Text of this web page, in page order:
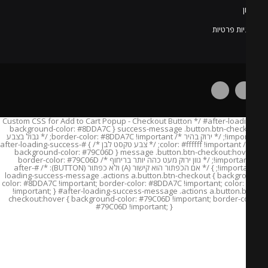
פרטיות
/* Custom CSS for Add to Cart Popup - Checkout Button */ #after-
success-message .button.btn-checkout { background-color: #8DDA7C
!important; /* ירוק בהיר */ border-color: #8DDA7C !important; /* גבול בצבע
תואם */ color: #ffffff !important; /* צבע טקסט לבן */ } #after-loading-success-
message .button.btn-checkout:hover { background-color: #79C06D
!important; /* גוון ירוק מעט כהה יותר בריחוף */ border-color: #79C06D
!important; } /* אם הכפתור הוא קישור (A) ולא כפתור (BUTTON): */ #after-
loading-success-message .actions a.button.btn-checkout {
color: #8DDA7C !important; border-color: #8DDA7C !important;
!important; } #after-loading-success-message .actions
checkout:hover { background-color: #79C06D !important; border-
#79C06D !important; }